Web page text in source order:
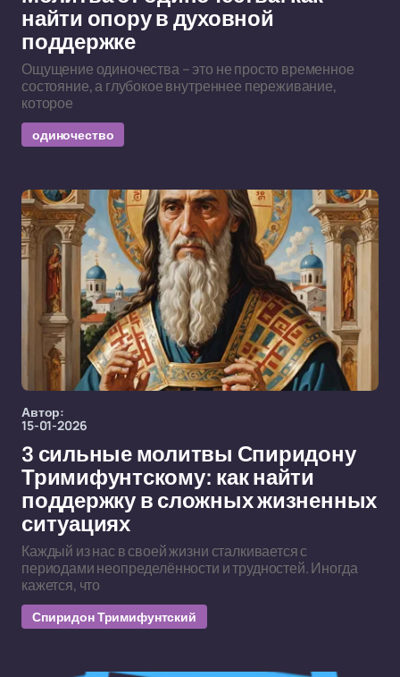
найти опору в духовной
поддержке
Ощущение одиночества – это не просто временное
состояние, а глубокое внутреннее переживание,
которое
одиночество
Автор:
15-01-2026
3 сильные молитвы Спиридону
Тримифунтскому: как найти
поддержку в сложных жизненных
ситуациях
Каждый из нас в своей жизни сталкивается с
периодами неопределённости и трудностей. Иногда
кажется, что
Спиридон Тримифунтский